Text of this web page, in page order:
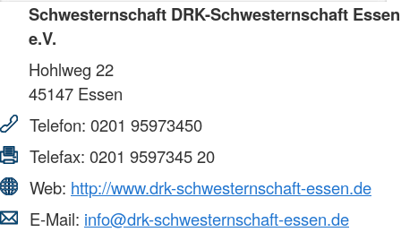
Schwesternschaft DRK-Schwesternschaft Essen
e.V.
Hohlweg 22
45147 Essen
Telefon: 0201 95973450
Telefax: 0201 9597345 20
Web: http://www.drk-schwesternschaft-essen.de
E-Mail: info@drk-schwesternschaft-essen.de